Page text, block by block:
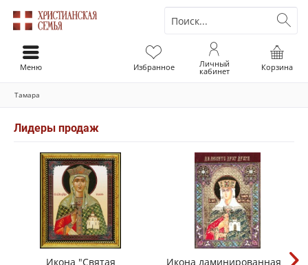
Корзина
Избранное Личный
кабинет
Меню
Тамара
Лидеры продаж
Икона "Святая
Икона ламинированная с